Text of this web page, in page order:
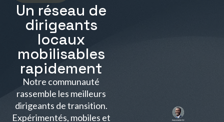
Un réseau de
dirigeants
locaux
mobilisables
rapidement
Notre communauté
rassemble les meilleurs
dirigeants de transition.
Expérimentés, mobiles et